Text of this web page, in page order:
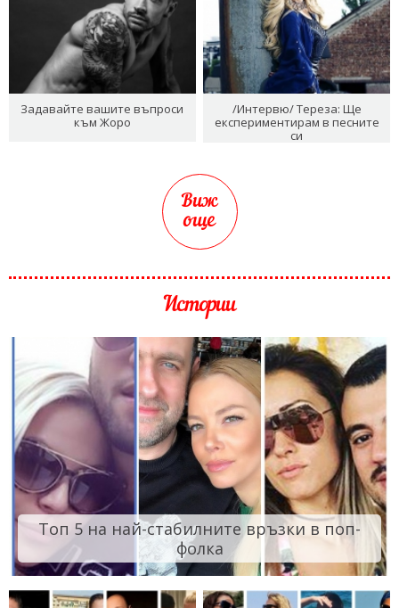
Задавайте вашите въпроси
към Жоро
/Интервю/ Тереза: Ще
експериментирам в песните
си
Виж
още
Истории
Топ 5 на най-стабилните връзки в поп-
фолка